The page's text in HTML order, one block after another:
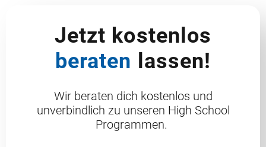
Jetzt kostenlos
beraten lassen!
Wir beraten dich kostenlos und
unverbindlich zu unseren High School
Programmen.